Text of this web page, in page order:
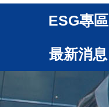
ESG專區
最新消息